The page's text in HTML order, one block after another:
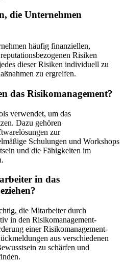
‌die Unternehmen
häufig finanziellen,
Risiken
dieser ‍Risiken individuell zu
zu ergreifen.
das ⁣Risikomanagement?
verwendet, um​ das
Dazu gehören
zur
Schulungen ‌und Workshops
und die Fähigkeiten im
in das
die ⁣Mitarbeiter durch
in den ⁢Risikomanagement-
einer Risikomanagement-
aus ​verschiedenen
⁣zu schärfen und